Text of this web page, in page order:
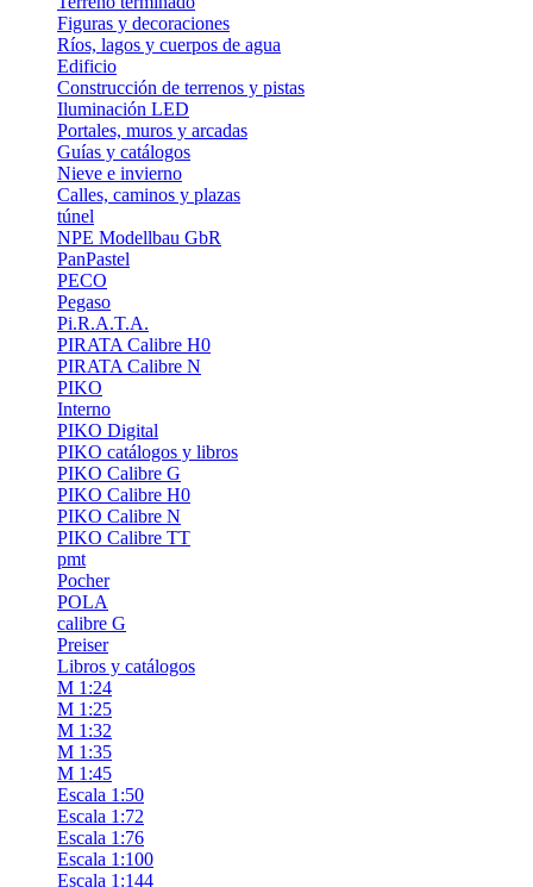
Figuras y decoraciones
Ríos, lagos y cuerpos de agua
Edificio
Construcción de terrenos y pistas
Iluminación LED
Portales, muros y arcadas
Guías y catálogos
Nieve e invierno
Calles, caminos y plazas
túnel
NPE Modellbau GbR
PanPastel
PECO
Pegaso
Pi.R.A.T.A.
PIRATA Calibre H0
PIRATA Calibre N
PIKO
Interno
PIKO Digital
PIKO catálogos y libros
PIKO Calibre G
PIKO Calibre H0
PIKO Calibre N
PIKO Calibre TT
pmt
Pocher
POLA
calibre G
Preiser
Libros y catálogos
M 1:24
M 1:25
M 1:32
M 1:35
M 1:45
Escala 1:50
Escala 1:72
Escala 1:76
Escala 1:100
Escala 1:144